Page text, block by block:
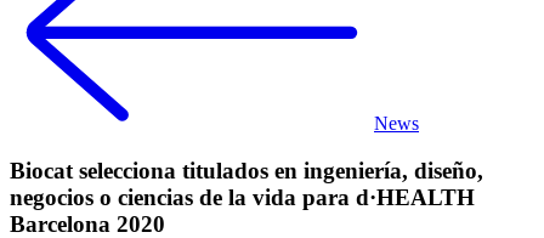
News
Biocat selecciona titulados en ingeniería, diseño,
negocios o ciencias de la vida para d·HEALTH
Barcelona 2020